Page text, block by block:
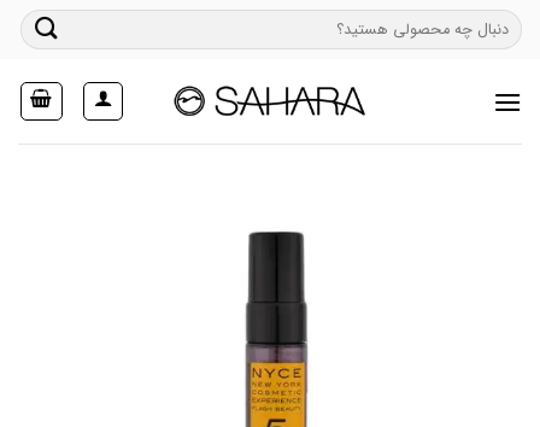
Skipجستجو
برای: